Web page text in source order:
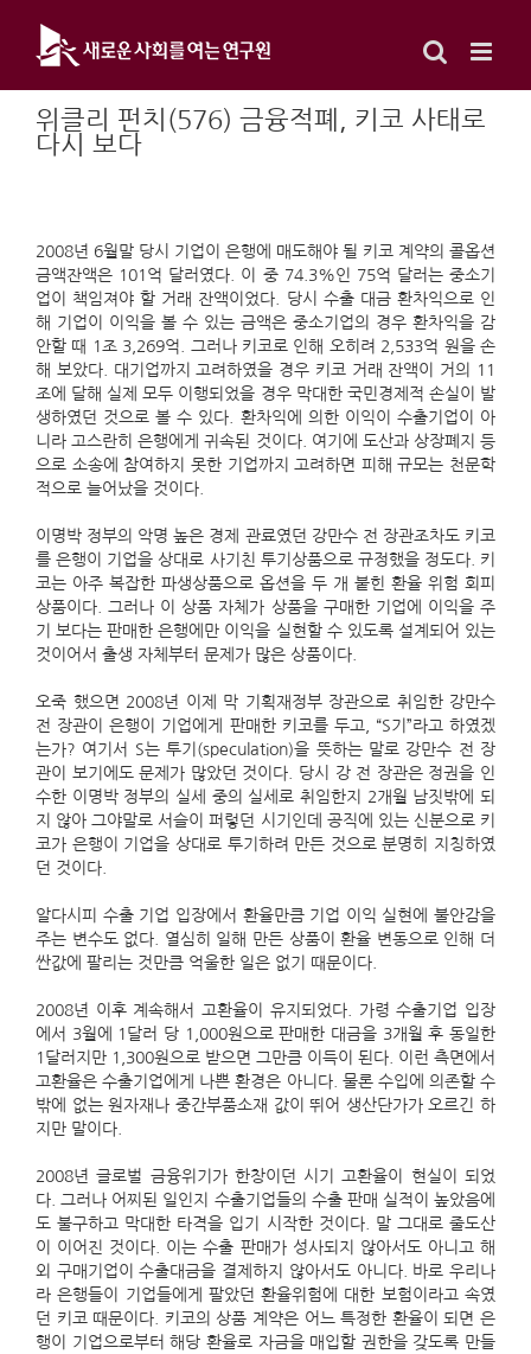
content
위클리 펀치(576) 금융적폐, 키코 사태로
다시 보다
2008년 6월말 당시 기업이 은행에 매도해야 될 키코 계약의 콜옵션
금액잔액은 101억 달러였다. 이 중 74.3%인 75억 달러는 중소기
업이 책임져야 할 거래 잔액이었다. 당시 수출 대금 환차익으로 인
해 기업이 이익을 볼 수 있는 금액은 중소기업의 경우 환차익을 감
안할 때 1조 3,269억. 그러나 키코로 인해 오히려 2,533억 원을 손
해 보았다. 대기업까지 고려하였을 경우 키코 거래 잔액이 거의 11
조에 달해 실제 모두 이행되었을 경우 막대한 국민경제적 손실이 발
생하였던 것으로 볼 수 있다. 환차익에 의한 이익이 수출기업이 아
니라 고스란히 은행에게 귀속된 것이다. 여기에 도산과 상장폐지 등
으로 소송에 참여하지 못한 기업까지 고려하면 피해 규모는 천문학
적으로 늘어났을 것이다.
이명박 정부의 악명 높은 경제 관료였던 강만수 전 장관조차도 키코
를 은행이 기업을 상대로 사기친 투기상품으로 규정했을 정도다. 키
코는 아주 복잡한 파생상품으로 옵션을 두 개 붙힌 환율 위험 회피
상품이다. 그러나 이 상품 자체가 상품을 구매한 기업에 이익을 주
기 보다는 판매한 은행에만 이익을 실현할 수 있도록 설계되어 있는
것이어서 출생 자체부터 문제가 많은 상품이다.
오죽 했으면 2008년 이제 막 기획재정부 장관으로 취임한 강만수
전 장관이 은행이 기업에게 판매한 키코를 두고, “S기”라고 하였겠
는가? 여기서 S는 투기(speculation)을 뜻하는 말로 강만수 전 장
관이 보기에도 문제가 많았던 것이다. 당시 강 전 장관은 정권을 인
수한 이명박 정부의 실세 중의 실세로 취임한지 2개월 남짓밖에 되
지 않아 그야말로 서슬이 퍼렇던 시기인데 공직에 있는 신분으로 키
코가 은행이 기업을 상대로 투기하려 만든 것으로 분명히 지칭하였
던 것이다.
알다시피 수출 기업 입장에서 환율만큼 기업 이익 실현에 불안감을
주는 변수도 없다. 열심히 일해 만든 상품이 환율 변동으로 인해 더
싼값에 팔리는 것만큼 억울한 일은 없기 때문이다.
2008년 이후 계속해서 고환율이 유지되었다. 가령 수출기업 입장
에서 3월에 1달러 당 1,000원으로 판매한 대금을 3개월 후 동일한
1달러지만 1,300원으로 받으면 그만큼 이득이 된다. 이런 측면에서
고환율은 수출기업에게 나쁜 환경은 아니다. 물론 수입에 의존할 수
밖에 없는 원자재나 중간부품소재 값이 뛰어 생산단가가 오르긴 하
지만 말이다.
2008년 글로벌 금융위기가 한창이던 시기 고환율이 현실이 되었
다. 그러나 어찌된 일인지 수출기업들의 수출 판매 실적이 높았음에
도 불구하고 막대한 타격을 입기 시작한 것이다. 말 그대로 줄도산
이 이어진 것이다. 이는 수출 판매가 성사되지 않아서도 아니고 해
외 구매기업이 수출대금을 결제하지 않아서도 아니다. 바로 우리나
라 은행들이 기업들에게 팔았던 환율위험에 대한 보험이라고 속였
던 키코 때문이다. 키코의 상품 계약은 어느 특정한 환율이 되면 은
행이 기업으로부터 해당 환율로 자금을 매입할 권한을 갖도록 만들